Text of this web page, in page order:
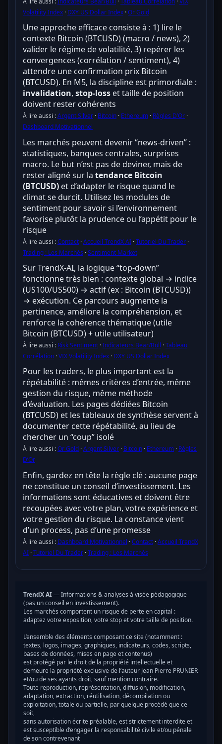
Volatility Index · DXY US Dollar Index ·Or Gold
Une approche efficace consiste à : 1) lire le
contexte Bitcoin (BTCUSD) (macro / news), 2)
valider le régime de volatilité, 3) repérer les
convergences (corrélation / sentiment), 4)
attendre une confirmation prix Bitcoin
(BTCUSD). En M5, la discipline est primordiale :
invalidation, stop-loss et taille de position
doivent rester cohérents
À lire aussi :Argent Silver · Bitcoin · Ethereum · Règles D’Or ·
Dashboard Motivationnel
Les marchés peuvent devenir “news-driven” :
statistiques, banques centrales, surprises
macro. Le but n’est pas de deviner, mais de
rester aligné sur la tendance Bitcoin
(BTCUSD) et d’adapter le risque quand le
climat se durcit. Utilisez les modules de
sentiment pour savoir si l’environnement
favorise plutôt la prudence ou l’appétit pour le
risque
À lire aussi :Contact ·Accueil TrendX AI ·Tutoriel Du Trader ·
Trading : Les Marchés ·Sentiment Market
Sur TrendX-AI, la logique “top-down”
fonctionne très bien : contexte global → indice
(US100/US500) → actif (ex : Bitcoin (BTCUSD))
→ exécution. Ce parcours augmente la
pertinence, améliore la compréhension, et
renforce la cohérence thématique (utile
Bitcoin (BTCUSD) + utile utilisateur)
À lire aussi : Risk Sentiment ·Indicateurs Bear/Bull ·Tableau
Corrélation ·VIX Volatility Index · DXY US Dollar Index
Pour les traders, le plus important est la
répétabilité : mêmes critères d’entrée, même
gestion du risque, même méthode
d’évaluation. Les pages dédiées Bitcoin
(BTCUSD) et les tableaux de synthèse servent à
documenter cette répétabilité, au lieu de
chercher un “coup” isolé
À lire aussi :Or Gold ·Argent Silver · Bitcoin · Ethereum · Règles
D’Or
Enfin, gardez en tête la règle clé : aucune page
ne constitue un conseil d’investissement. Les
informations sont éducatives et doivent être
recoupées avec votre plan, votre expérience et
votre gestion du risque. La constance vient
d’un process, pas d’une promesse
À lire aussi : Dashboard Motivationnel ·Contact ·Accueil TrendX
AI ·Tutoriel Du Trader ·Trading : Les Marchés
TrendX AI— Informations & analyses à visée pédagogique
(pas un conseil en investissement).
Les marchés comportent un risque de perte en capital :
adaptez votre exposition, votre stop et votre taille de position.
L’ensemble des éléments composant ce site (notamment :
textes, logos, images, graphiques, indicateurs, codes, scripts,
bases de données, mises en page et contenus)
est protégé par le droit de la propriété intellectuelle et
demeure la propriété exclusive de l’auteur Jean Pierre PRUNIER
et/ou de ses ayants droit, sauf mention contraire.
Toute reproduction, représentation, diffusion, modification,
adaptation, extraction, réutilisation, décompilation ou
exploitation, totale ou partielle, par quelque procédé que ce
soit,
sans autorisation écrite préalable, est strictement interdite et
est susceptible d’engager la responsabilité civile et/ou pénale
de son contrevenant